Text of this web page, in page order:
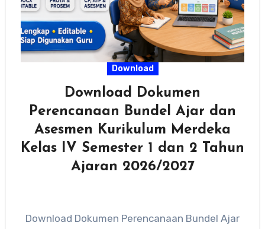
Download
Download Dokumen
Perencanaan Bundel Ajar dan
Asesmen Kurikulum Merdeka
Kelas IV Semester 1 dan 2 Tahun
Ajaran 2026/2027
Download Dokumen Perencanaan Bundel Ajar